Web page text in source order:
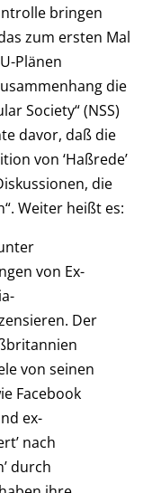
bringen
zum ersten Mal
Plänen
die
Society“ (NSS)
davor, daß die
von ‘Haßrede’
die
Weiter heißt es:
von Ex-
Der
von seinen
Facebook
ex-
nach
durch